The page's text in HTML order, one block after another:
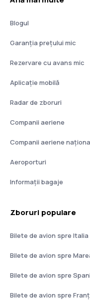
Blogul
Garanția prețului mic
Rezervare cu avans mic
Aplicație mobilă
Radar de zboruri
Companii aeriene
Companii aeriene
Aeroporturi
Informații bagaje
Zboruri populare
Bilete de avion spre Italia
Bilete de avion spre
Bilete de avion spre
Bilete de avion spre